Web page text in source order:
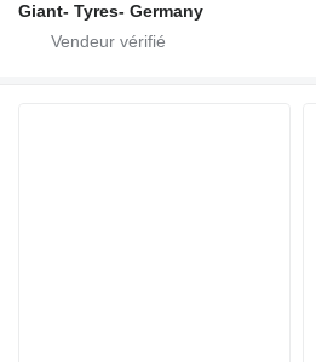
Giant- Tyres- Germany